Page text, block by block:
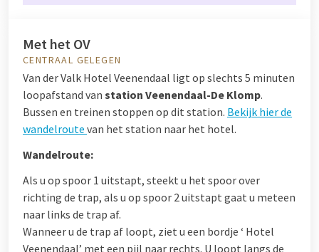
Met het OV
CENTRAAL GELEGEN
Van der Valk Hotel Veenendaal ligt op slechts 5 minuten
loopafstand van station Veenendaal-De Klomp.
Bussen en treinen stoppen op dit station. Bekijk hier de
wandelroute van het station naar het hotel.
Wandelroute:
Als u op spoor 1 uitstapt, steekt u het spoor over
richting de trap, als u op spoor 2 uitstapt gaat u meteen
naar links de trap af.
Wanneer u de trap af loopt, ziet u een bordje ‘ Hotel
Veenendaal’ met een pijl naar rechts. U loopt langs de